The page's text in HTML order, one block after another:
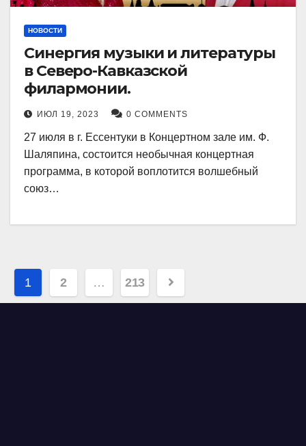
НОВОСТИ
Синергия музыки и литературы
в Северо-Кавказской
филармонии.
ИЮЛ 19, 2023 0 COMMENTS
27 июля в г. Ессентуки в Концертном зале им. Ф.
Шаляпина, состоится необычная концертная
программа, в которой воплотится волшебный
союз…
Навигация
по
1 2 … 213